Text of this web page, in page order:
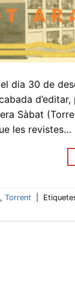
dia 30 de
Sàbat
les revistes…
, Torrent